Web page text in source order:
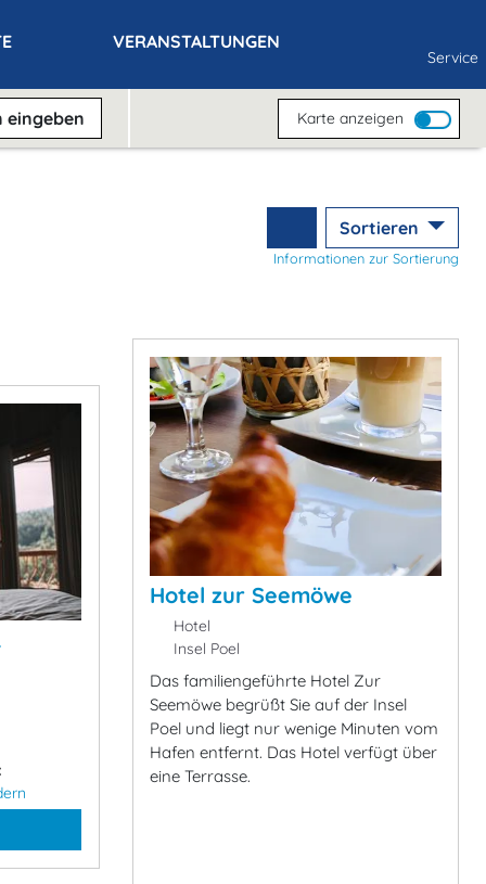
VERANSTALTUNGEN
Service
eingeben Karte anzeigen
Sortieren
Informationen zur Sortierung
Hotel zur Seemöwe
Hotel
Insel Poel
Das familiengeführte Hotel Zur
Seemöwe begrüßt Sie auf der Insel
Poel und liegt nur wenige Minuten vom
Hafen entfernt. Das Hotel verfügt über
eine Terrasse.